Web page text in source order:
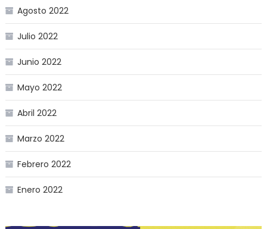
Agosto 2022
Julio 2022
Junio 2022
Mayo 2022
Abril 2022
Marzo 2022
Febrero 2022
Enero 2022